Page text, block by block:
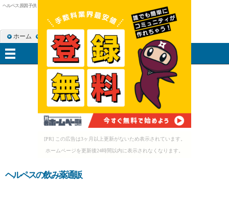
[PR] この広告は3ヶ月以上更新がないため表示されています。
ホームページを更新後24時間以内に表示されなくなります。
ヘルペス 原因 子供
ヘルペスの飲み薬通販
ホーム RSS購読 サイトマップ
メニュー